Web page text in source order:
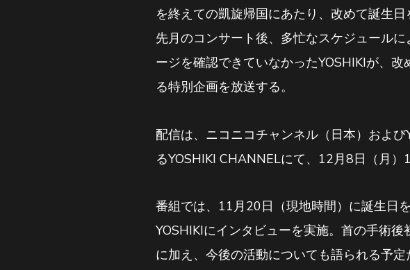
を終えての凱旋帰国にあたり、改めて誕生
先月のコンサート後、多忙なスケジュール
ージを確認できていなかったYOSHIKIが、
る特別企画を放送する。
配信は、ニコニコチャンネル（日本）およ
るYOSHIKI CHANNELにて、12月8日（月）
番組では、11月20日（現地時間）に誕生日
YOSHIKIにインタビューを実施。首の手術
に加え、今後の活動についても語られる予定